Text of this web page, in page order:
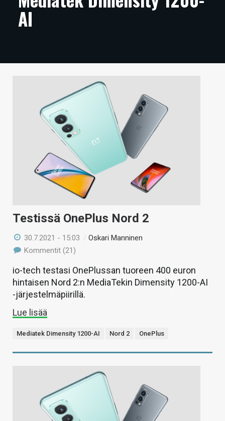
ARTIKKELIT
AI
Testissä OnePlus Nord 2
30.7.2021 - 15:03 /Oskari Manninen
Kommentit (21)
io-tech testasi OnePlussan tuoreen 400 euron
hintaisen Nord 2:n MediaTekin Dimensity 1200-AI
-järjestelmäpiirillä.
Lue lisää
Mediatek Dimensity 1200-AI Nord 2 OnePlus